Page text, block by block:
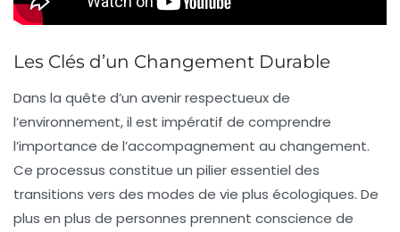
Les Clés d’un Changement Durable
Dans la quête d’un avenir respectueux de
l’environnement, il est impératif de comprendre
l’importance de l’accompagnement au changement.
Ce processus constitue un pilier essentiel des
transitions vers des modes de vie plus écologiques. De
plus en plus de personnes prennent conscience de